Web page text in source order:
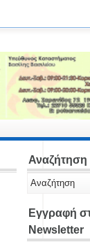
Αναζήτηση
Εγγραφή
Newsletter